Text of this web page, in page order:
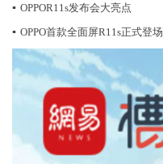
▪ OPPOR11s发布会大亮点
▪ OPPO首款全面屏R11s正式登场